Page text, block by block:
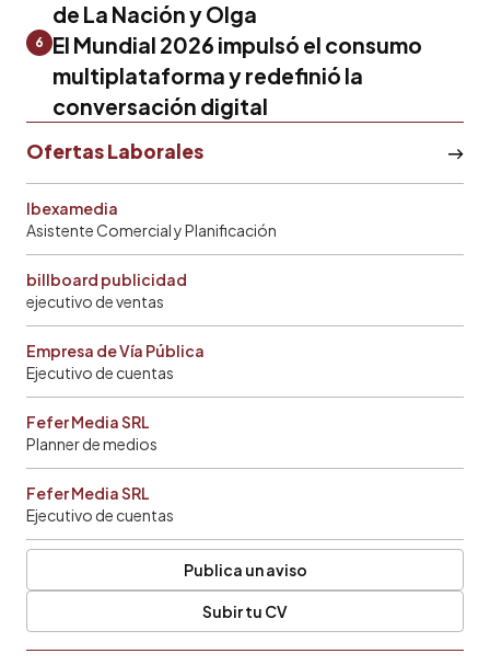
de La Nación y Olga
6
El Mundial 2026 impulsó el consumo
multiplataforma y redefinió la
conversación digital
Ofertas Laborales
Ibexamedia
Asistente Comercial y Planificación
billboard publicidad
ejecutivo de ventas
Empresa de Vía Pública
Ejecutivo de cuentas
Fefer Media SRL
Planner de medios
Fefer Media SRL
Ejecutivo de cuentas
Publica un aviso
Subir tu CV